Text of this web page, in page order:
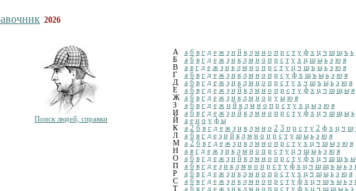
2026
Поиск людей, справки
А а б в г д е ж з и й к л м н о п р с т у ф х ц ч ш щ ъ ь
Б
а б в г д е ж з и к л м н о п р с т у х ц ш ы ь э ю я
В
а в г д е ж з и к л м н о п р с т у ц ч ш ъ ы ь э ю я
Г
а б в г д е ж з и к л м н о п р с у ф х ш ъ ы ь э ю я
Д
а б в г д е ж з и к л м н о п р с т у х ч ш ъ ы ь э ю я
Е
а б в г д е ж з и й к л м н о п р с т у ф х ц ч ш щ ы я
Ж
а б в г д е ж з и к л м н о р у ы ю я
З
а б в г д е ж и й к л м н о п р с т у х ц ы э ю я
И
а б в г д е ж з и й к л м н о п р с т у ф х ц ч ш щ ы ь
Й
а е и о у ф ы
К
а 2 б в г д е ж з и к л м н о 2 3 п р с т у 2 ф х ц ч ш
Л
а б в г д е з и й к л м н о п р с т у ш ы ь э ю я
М
а 2 б в г д е ж з и к л м н о п р с т у х ц ч ш ы э ю я
Н
а в г д е ж з и к л м н о п р с т у ц ч ш ы ь э ю я
О
а б в г д е ж з и й к л м н о п р с т у ф х ц ч ш щ ъ ы
П
а б в г д е з и к л м н о п р с т у ф х ц ч ш щ ъ ы ь э
Р
а б в г д е ж з и к л м н о п р с т у х ц ч ш ы ь э ю я
С
а б в г д е ж з и к л м н о п р с т у ф х ц ч ш ъ ы ь э
Т
а б в г д е ж з и к л м н о п р с т у ф х ц ч ш щ ы ь э